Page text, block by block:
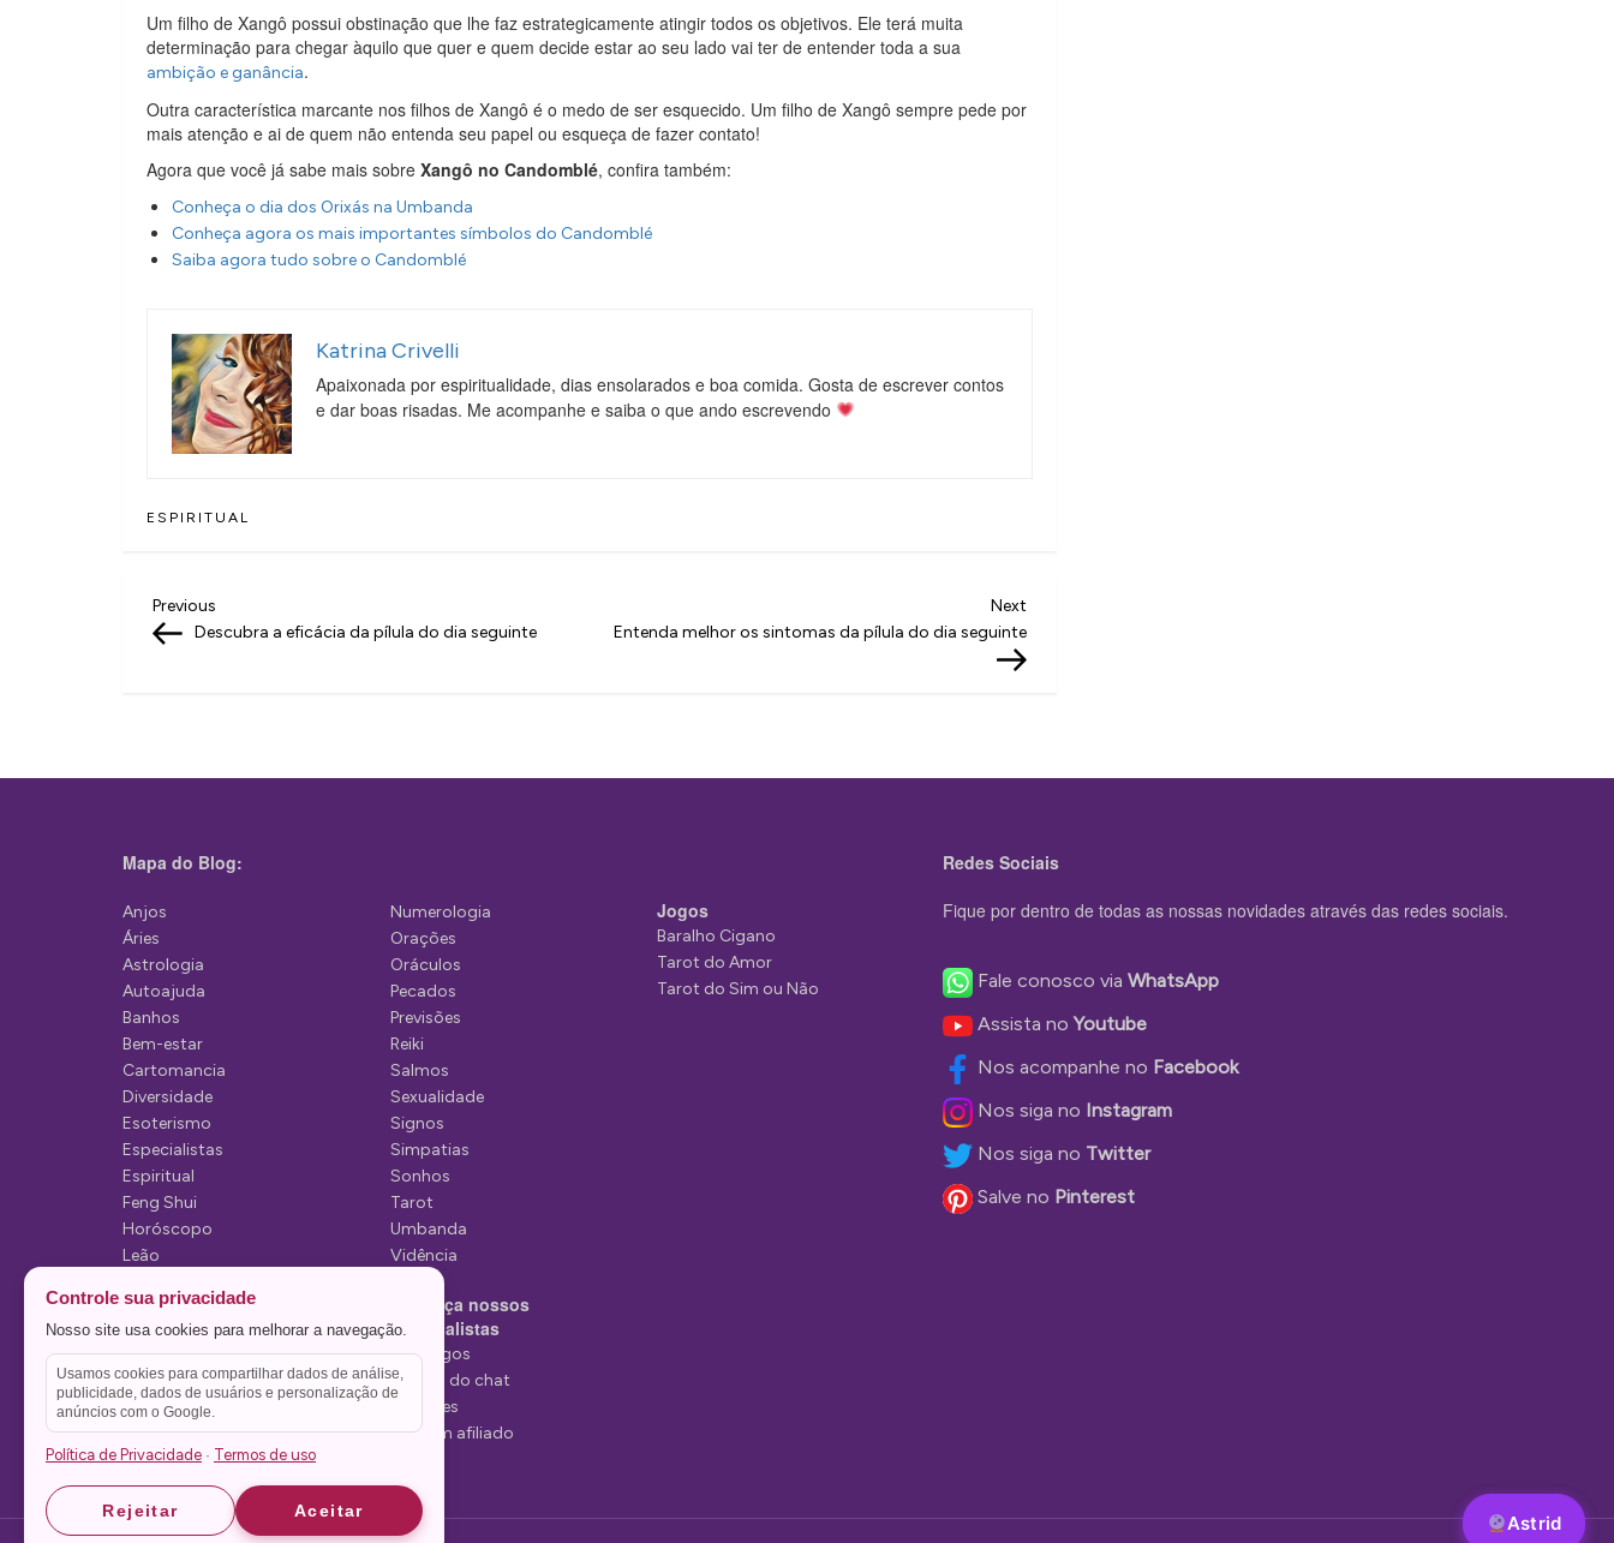
Um filho de Xangô possui obstinação que lhe faz estrategicamente atingir todos os objetivos. Ele terá muita
determinação para chegar àquilo que quer e quem decide estar ao seu lado vai ter de entender toda a sua
ambição e ganância.
Outra característica marcante nos filhos de Xangô é o medo de ser esquecido. Um filho de Xangô sempre pede por
mais atenção e ai de quem não entenda seu papel ou esqueça de fazer contato!
Agora que você já sabe mais sobre Xangô no Candomblé, confira também:
Conheça o dia dos Orixás na Umbanda
Conheça agora os mais importantes símbolos do Candomblé
Saiba agora tudo sobre o Candomblé
Katrina Crivelli
Apaixonada por espiritualidade, dias ensolarados e boa comida. Gosta de escrever contos
e dar boas risadas. Me acompanhe e saiba o que ando escrevendo
ESPIRITUAL
N
a
g
ç
o
d
e
P
o
s
t
Previous
Post
Previous
Descubra a eficácia da pílula do dia seguinte
Post
Next
Entenda melhor os sintomas da pílula do dia seguinte
Mapa do Blog:
Anjos
Áries
Astrologia
Autoajuda
Banhos
Bem-estar
Cartomancia
Diversidade
Esoterismo
Especialistas
Espiritual
Feng Shui
Horóscopo
Leão
Mediunidade
Mensagens
Numerologia
Orações
Oráculos
Pecados
Previsões
Reiki
Salmos
Sexualidade
Signos
Simpatias
Sonhos
Tarot
Umbanda
Vidência
Conheça nossos
Especialistas
Tarólogos
Estelas do chat
Videntes
Seja um afiliado
Jogos
Baralho Cigano
Tarot do Amor
Tarot do Sim ou Não
Redes Sociais
Fique por dentro de todas as nossas novidades através das redes sociais.
Fale conosco via WhatsApp
Assista noYoutube
Nos acompanhe no Facebook
Nos siga no Instagram
Nos siga no Twitter
Salve no Pinterest
Astrid
Astrid
Controle sua privacidade
Nosso site usa cookies para melhorar a navegação.
Usamos cookies para compartilhar dados de análise,
publicidade, dados de usuários e personalização de
anúncios com o Google.
Política de Privacidade · Termos de uso
Rejeitar Aceitar